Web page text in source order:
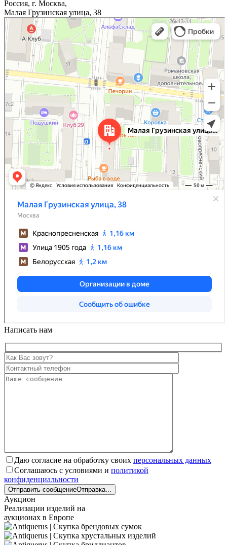
Россия, г. Москва,
Малая Грузинская улица, 38
Написать нам
Даю согласие на обработку своих персональных данных
Соглашаюсь с условиями и политикой
конфиденциальности
Отправить сообщениеОтправка...
Аукцион
Реализации изделий на
аукционах в Европе